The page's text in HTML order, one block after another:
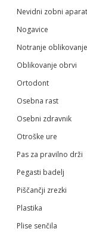
Nevidni zobni aparat
Nogavice
Notranje oblikovanje
Oblikovanje obrvi
Ortodont
Osebna rast
Osebni zdravnik
Otroške ure
Pas za pravilno drži
Pegasti badelj
Piščančji zrezki
Plastika
Plise senčila